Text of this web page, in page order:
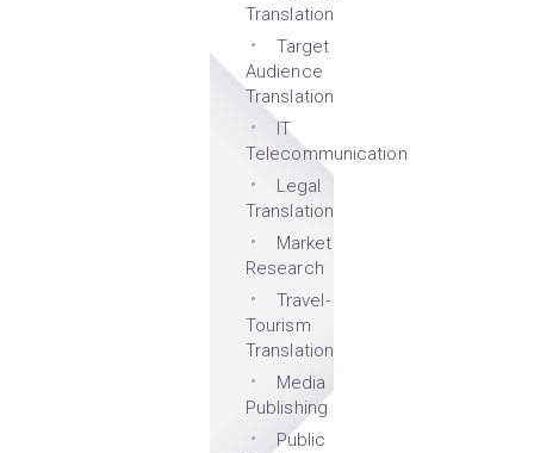
Translation
Target
Audience
Translation
IT
Telecommunication
Legal
Translation
Market
Research
Travel-
Tourism
Translation
Media
Publishing
Public